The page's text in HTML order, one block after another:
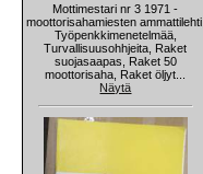
Mottimestari nr 3 1971 -
moottorisahamiesten ammattilehti,
Työpenkkimenetelmää,
Turvallisuusohhjeita, Raket
suojasaapas, Raket 50
moottorisaha, Raket öljyt...
Näytä